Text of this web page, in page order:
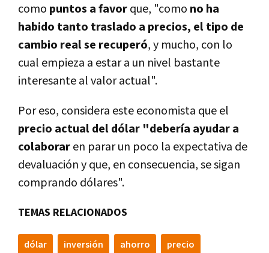
como puntos a favorque, "como no ha
habido tanto traslado a precios, el tipo de
cambio real se recuperó, y mucho, con lo
cual empieza a estar a un nivel bastante
interesante al valor actual".
Por eso, considera este economista que el
precio actual del dólar "debería ayudar a
colaboraren parar un poco la expectativa de
devaluación y que, en consecuencia, se sigan
comprando dólares".
TEMAS RELACIONADOS
dólar inversión ahorro precio